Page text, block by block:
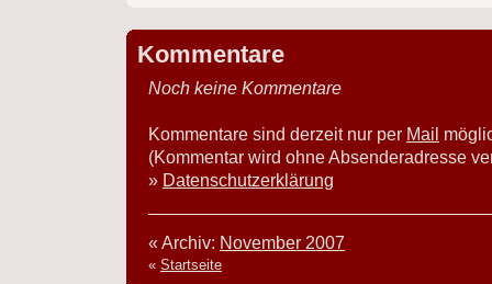
Kommentare
Noch keine Kommentare
Kommentare sind derzeit nur per Mail
(Kommentar wird ohne Absenderadresse
» Datenschutzerklärung
« Archiv: November 2007
« Startseite